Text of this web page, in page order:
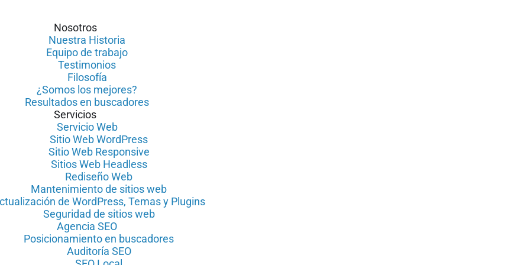
Nosotros
Nuestra Historia
Equipo de trabajo
Testimonios
Filosofía
¿Somos los mejores?
Resultados en buscadores
Servicios
Servicio Web
Sitio Web WordPress
Sitio Web Responsive
Sitios Web Headless
Rediseño Web
Mantenimiento de sitios web
de WordPress, Temas y Plugins
Seguridad de sitios web
Agencia SEO
Posicionamiento en buscadores
Auditoría SEO